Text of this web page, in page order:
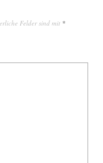
Felder sind mit *